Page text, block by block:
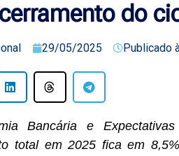
do
29/05/2025 Publicado
Bancária e
total em 2025 fica em